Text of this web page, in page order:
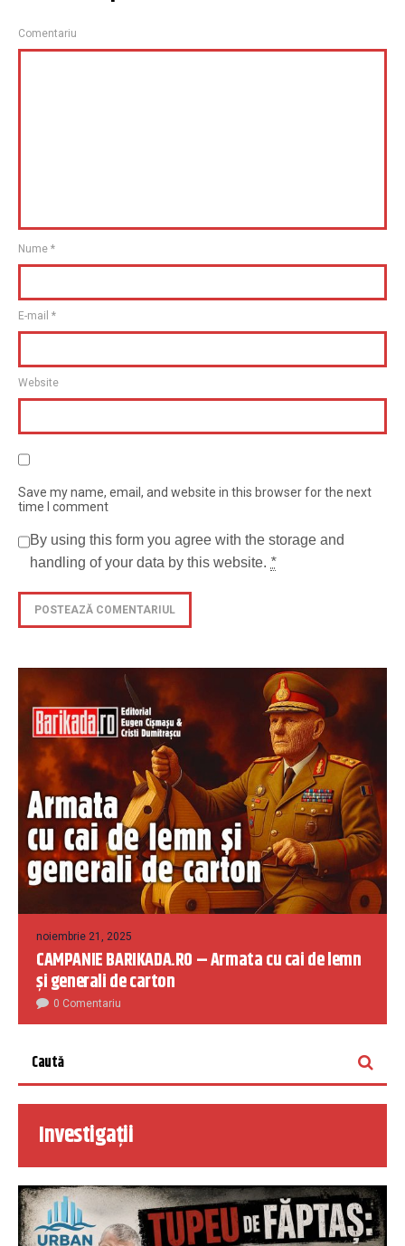
Comentariu
Nume *
E-mail *
Website
Save my name, email, and website in this browser for the next
time I comment
By using this form you agree with the storage and
handling of your data by this website. *
noiembrie 21, 2025
CAMPANIE BARIKADA.RO – Armata cu cai de lemn
și generali de carton
0 Comentariu
Investigații